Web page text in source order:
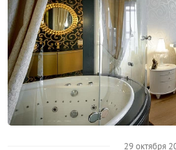
29 октября